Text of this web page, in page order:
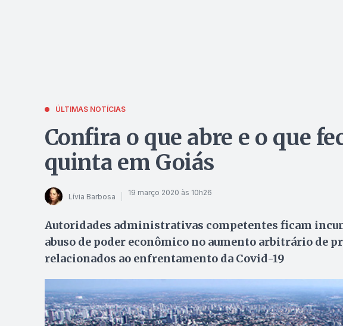
ÚLTIMAS NOTÍCIAS
Confira o que abre e o que
quinta em Goiás
Lívia Barbosa 19 março 2020 às 10h26
Autoridades administrativas competentes ficam
abuso de poder econômico no aumento arbitrário de
relacionados ao enfrentamento da Covid-19